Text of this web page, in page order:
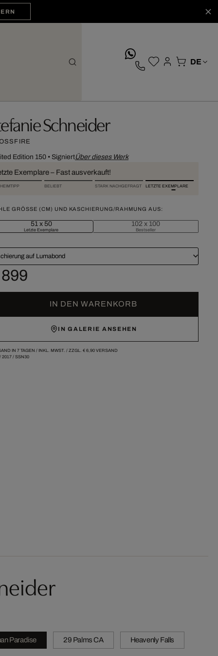
Schneider
Edition 150• SigniertÜber dieses Werk
Exemplare – Fast ausverkauft!
BELIEBT STARK NACHGEFRAGT LETZTE EXEMPLARE
GRÖSSE (CM) UND KASCHIERUNG/RAHMUNG AUS:
51 x 50
Letzte Exemplare
102 x 100
Bestseller
auf Lumabond
IN DEN WARENKORB
IN GALERIE ANSEHEN
IN 7 TAGEN / INKL. MWST. / ZZGL. € 6,90VERSAND
2017/ SSN30
Paradise 29 Palms CA Heavenly Falls